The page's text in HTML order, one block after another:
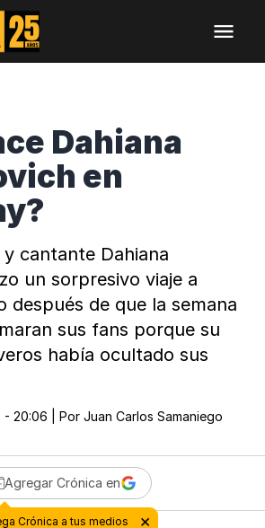
Dahiana
en
cantante Dahiana
un sorpresivo viaje a
después de que la semana
sus fans porque su
había ocultado sus
- 20:06 | Por Juan Carlos Samaniego
Agregar Crónica en